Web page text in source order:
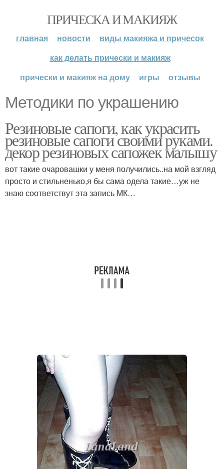
ПРИЧЕСКА И МАКИЯЖ
главная новости
виды макияжа и причесок
как делать прически и макияж
прически и макияж на дому
игры отзывы
Методики по украшению
Резиновые сапоги, как украсить
резиновые сапоги своими руками.
декор резиновых сапожек малышу
вот такие очаровашки у меня получились..на мой взгляд
просто и стильненько,я бы сама одела такие…уж не
знаю соответствут эта запись МК…